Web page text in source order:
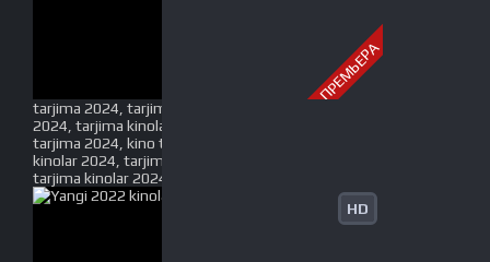
ПРЕМЬЕРА
tarjima 2024, tarjima kinolar 2024, uzbek tarjima
2024, tarjima kinolar tilida tilida 2024, uzbek tilida
tarjima 2024, kino tarjima 2024, uzbek tarjima
kinolar 2024, tarjima kinolar 2024 uzbek tilida,
tarjima kinolar 2024 o zbek, tarjima kinolar 2024
HD